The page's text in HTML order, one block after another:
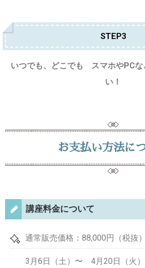
STEP3
いつでも、どこでも スマホやPCな
い！
お支払い方法に
講座料金について
通常販売価格：88,000円（税抜）
3月6日（土）〜 4月20日（火